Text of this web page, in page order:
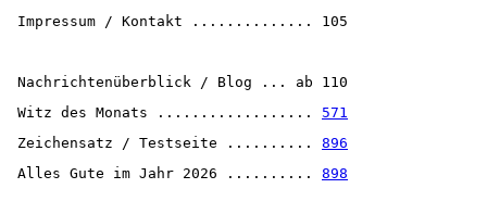
Impressum / Kontakt .............. 105
Nachrichtenüberblick / Blog
... ab 110
Witz des Monats .................. 571
Zeichensatz / Testseite .......... 896
Alles Gute im Jahr 2026 .......... 898